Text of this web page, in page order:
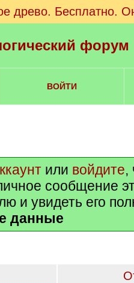
древо. Бесплатно.
ВОЙТИ
или войдите,
сообщение
и увидеть его
данные